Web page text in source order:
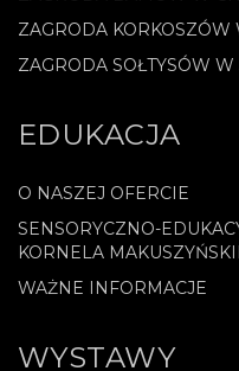
ZAGRODA KORKOSZÓW
ZAGRODA SOŁTYSÓW
EDUKACJA
O NASZEJ OFERCIE
SENSORYCZNO-
KORNELA
WAŻNE INFORMACJE
WYSTAWY